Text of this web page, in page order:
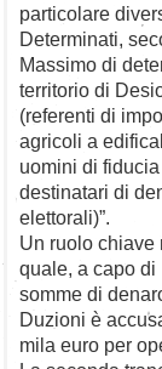
particolare
Determinati,
Massimo di
territorio di
(referenti di
agricoli a
uomini di
destinatari di
elettorali)”.
Un ruolo chiave
quale, a capo di
somme di
Duzioni è
mila euro per